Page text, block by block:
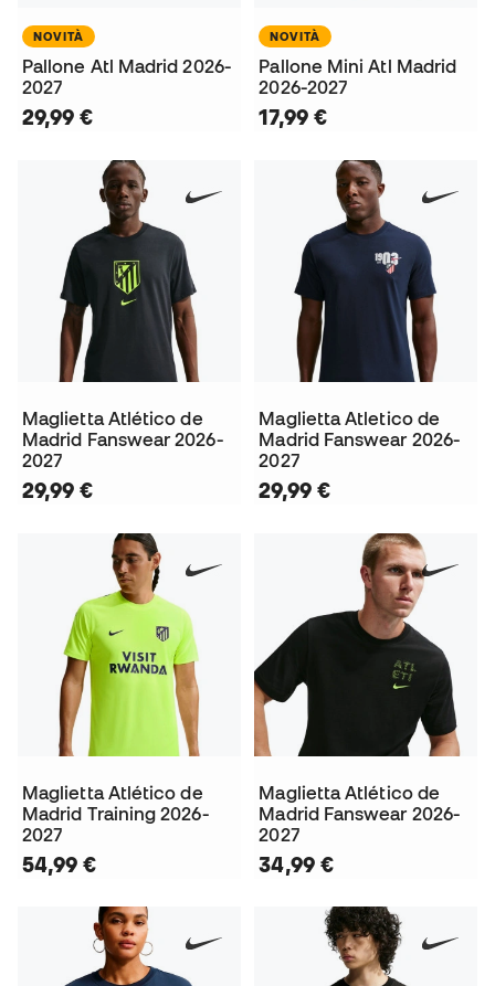
NOVITÀ
Pallone Atl Madrid 2026-
2027
29,99 €
NOVITÀ
Pallone Mini Atl Madrid
2026-2027
17,99 €
Maglietta Atlético de
Madrid Fanswear 2026-
2027
29,99 €
Maglietta Atletico de
Madrid Fanswear 2026-
2027
29,99 €
Maglietta Atlético de
Madrid Training 2026-
2027
54,99 €
Maglietta Atlético de
Madrid Fanswear 2026-
2027
34,99 €